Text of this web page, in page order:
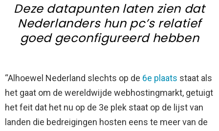
Deze datapunten laten zien dat
Nederlanders hun pc’s relatief
goed geconfigureerd hebben
“Alhoewel Nederland slechts op de 6e plaats staat als
het gaat om de wereldwijde webhostingmarkt, getuigt
het feit dat het nu op de 3e plek staat op de lijst van
landen die bedreigingen hosten eens te meer van de